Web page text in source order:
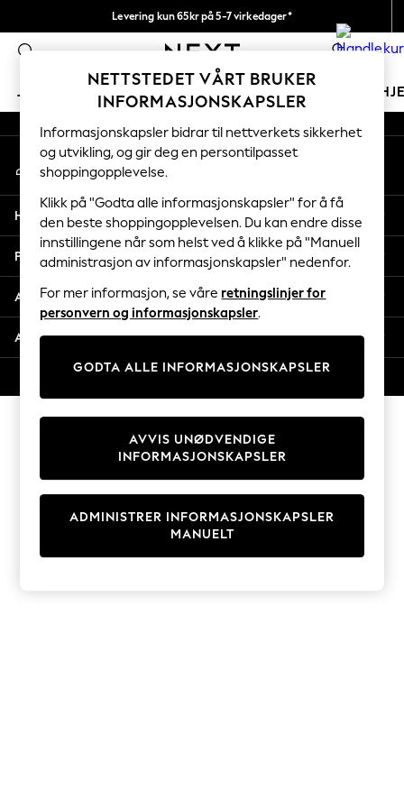
Levering kun 65kr på 5-7 virkedager*
Vi betaler alle tollavgifter 0
JENTER GUTTER BABY KVINNER
GIRLS
New In
50 - 92cm
98 - 110cm
116 - 134cm
140 - 174cm
Trending: Top & Short Sets
Trending: Clogs
Toy Story
THE SET
Coats & Jackets
Sweatshirts & Hoodies
Knitwear
Cardigans
Dresses
Sets & Outfits
T-Shirts
An error occurred on client
Våre sosiale nettverk
Min konto
Logg inn på kontoen din
Hjelp
Personvern & Juridisk
Avdelinger
Andre tjenester
NETTSTEDET VÅRT BRUKER
INFORMASJONSKAPSLER
Informasjonskapsler bidrar til nettverkets sikkerhet
og utvikling, og gir deg en persontilpasset
shoppingopplevelse.
Klikk på "Godta alle informasjonskapsler" for å få
den beste shoppingopplevelsen. Du kan endre disse
innstillingene når som helst ved å klikke på "Manuell
administrasjon av informasjonskapsler" nedenfor.
For mer informasjon, se våre retningslinjer for
personvern og informasjonskapsler.
GODTA ALLE INFORMASJONSKAPSLER
ADMINISTRER INFORMASJONSKAPSLER
MANUELT
AVVIS UNØDVENDIGE
INFORMASJONSKAPSLER